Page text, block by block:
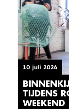
10 juli 2026
TIJDENS
WEEKEND